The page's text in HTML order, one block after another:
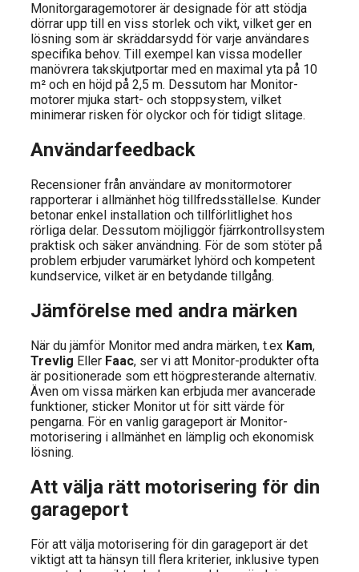
Monitorgaragemotorer är designade för att stödja
dörrar upp till en viss storlek och vikt, vilket ger en
lösning som är skräddarsydd för varje användares
specifika behov. Till exempel kan vissa modeller
manövrera takskjutportar med en maximal yta på 10
m² och en höjd på 2,5 m. Dessutom har Monitor-
motorer mjuka start- och stoppsystem, vilket
minimerar risken för olyckor och för tidigt slitage.
Användarfeedback
Recensioner från användare av monitormotorer
rapporterar i allmänhet hög tillfredsställelse. Kunder
betonar enkel installation och tillförlitlighet hos
rörliga delar. Dessutom möjliggör fjärrkontrollsystem
praktisk och säker användning. För de som stöter på
problem erbjuder varumärket lyhörd och kompetent
kundservice, vilket är en betydande tillgång.
Jämförelse med andra märken
När du jämför Monitor med andra märken, t.ex Kam,
Trevlig Eller Faac, ser vi att Monitor-produkter ofta
är positionerade som ett högpresterande alternativ.
Även om vissa märken kan erbjuda mer avancerade
funktioner, sticker Monitor ut för sitt värde för
pengarna. För en vanlig garageport är Monitor-
motorisering i allmänhet en lämplig och ekonomisk
lösning.
Att välja rätt motorisering för din
garageport
För att välja motorisering för din garageport är det
viktigt att ta hänsyn till flera kriterier, inklusive typen